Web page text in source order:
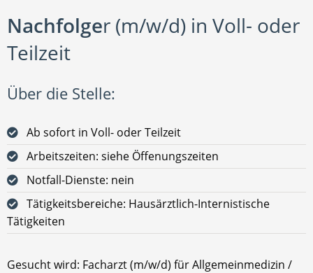
Nachfolger (m/w/d) in Voll- oder
Teilzeit
Über die Stelle:
Ab sofort in Voll- oder Teilzeit
Arbeitszeiten: siehe Öffenungszeiten
Notfall-Dienste: nein
Tätigkeitsbereiche: Hausärztlich-Internistische
Tätigkeiten
Gesucht wird: Facharzt (m/w/d) für Allgemeinmedizin /